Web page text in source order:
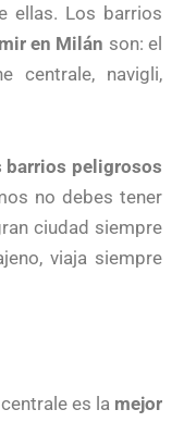
ellas. Los barrios
en Milán son: el
centrale, navigli,
barrios peligrosos
no debes tener
ciudad siempre
viaja siempre
es la mejor